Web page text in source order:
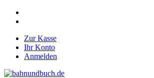
Zur Kasse
Ihr Konto
Anmelden